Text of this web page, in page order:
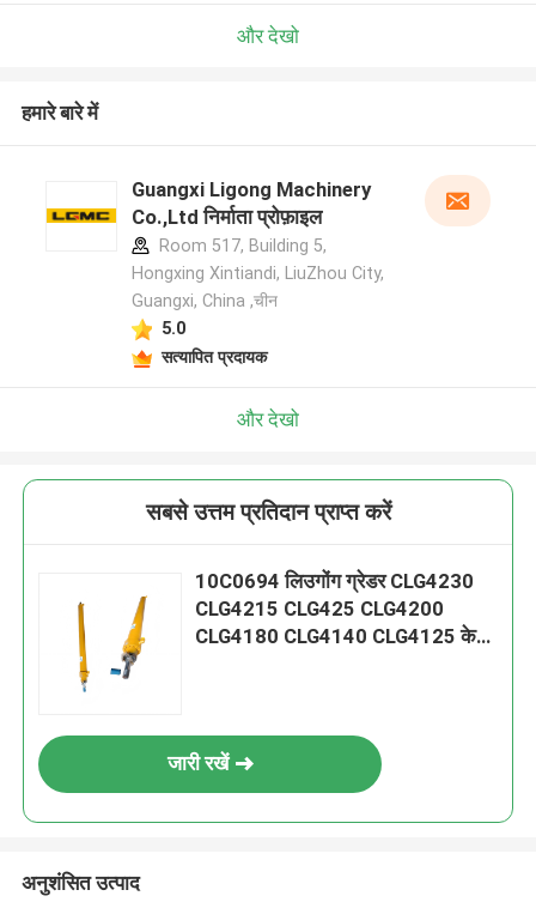
और देखो
हमारे बारे में
Guangxi Ligong Machinery
Co.,Ltd निर्माता प्रोफ़ाइल
Room 517, Building 5,
Hongxing Xintiandi, LiuZhou City,
Guangxi, China ,चीन
5.0
सत्यापित प्रदायक
और देखो
सबसे उत्तम प्रतिदान प्राप्त करें
10C0694 लिउगोंग ग्रेडर CLG4230
CLG4215 CLG425 CLG4200
CLG4180 CLG4140 CLG4125 के
जारी रखें
अनुशंसित उत्पाद